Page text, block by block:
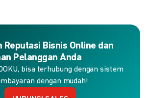
Reputasi Bisnis Online dan
Pelanggan Anda
bisa terhubung dengan sistem
dengan mudah!